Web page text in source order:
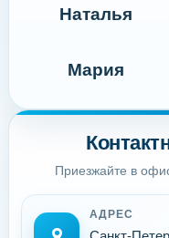
Приезжайте в
АДРЕС
Наталья
Мария